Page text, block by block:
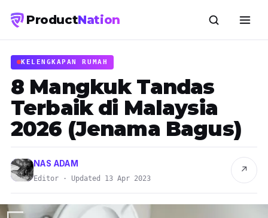
ProductNation
KELENGKAPAN RUMAH
8 Mangkuk Tandas
Terbaik di Malaysia
2026 (Jenama Bagus)
NAS ADAM
Editor · Updated 13 Apr 2023
↗